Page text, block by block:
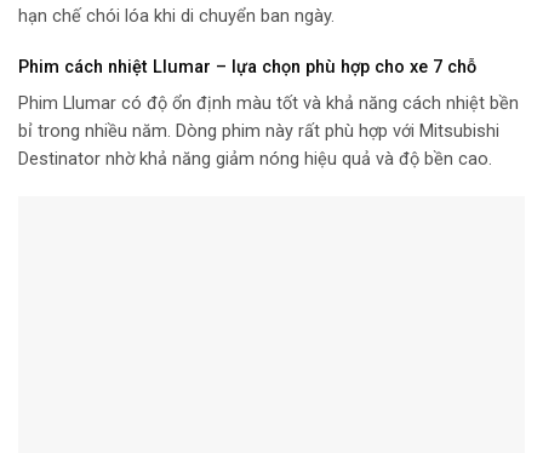
hạn chế chói lóa khi di chuyển ban ngày.
Phim cách nhiệt Llumar – lựa chọn phù hợp cho xe 7 chỗ
Phim Llumar có độ ổn định màu tốt và khả năng cách nhiệt bền
bỉ trong nhiều năm. Dòng phim này rất phù hợp với Mitsubishi
Destinator nhờ khả năng giảm nóng hiệu quả và độ bền cao.